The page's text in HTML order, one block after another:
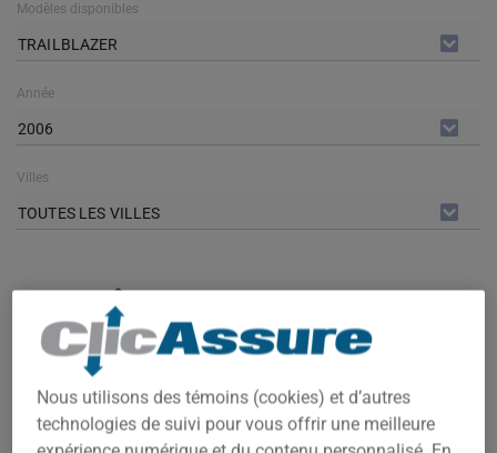
Modèles disponibles
TRAILBLAZER
Année
2006
Villes
TOUTES LES VILLES
COÛTS D'ASSURANCE AUTO
CHEVROLET TRAILBLAZER 2006
DEPUIS 2023.
Nous n'avons pas encore suffisamment de données
d'assurance auto pour ce véhicule.
Nous utilisons des témoins (cookies) et d’autres
technologies de suivi pour vous offrir une meilleure